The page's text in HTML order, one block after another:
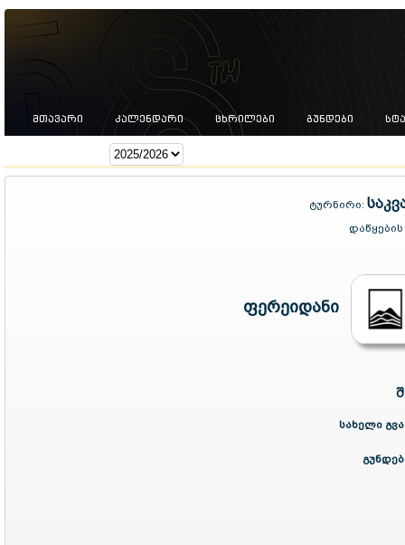
ᲛᲗᲐᲕᲐᲠᲘ ᲙᲐᲚᲔᲜᲓᲐᲠᲘ ᲪᲮᲠᲘᲚᲔᲑᲘ ᲒᲣᲜᲓᲔᲑᲘ
ტურნირი:
ფერეიდანი
სახელი